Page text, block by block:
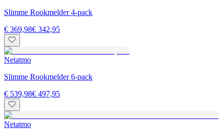
Slimme Rookmelder 4-pack
€ 369,98€ 342,95
Netatmo
Slimme Rookmelder 6-pack
€ 539,98€ 497,95
Netatmo